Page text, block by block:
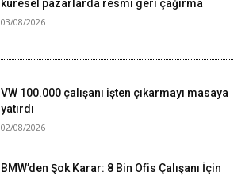
küresel pazarlarda resmi geri çağırma
03/08/2026
VW 100.000 çalışanı işten çıkarmayı masaya
yatırdı
02/08/2026
BMW’den Şok Karar: 8 Bin Ofis Çalışanı İçin